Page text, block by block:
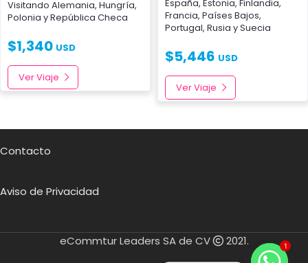
Visitando Alemania, Hungría,
Polonia yRepública Checa
$1,340 USD
Ver Viaje
España, Estonia, Finlandia,
Francia, Países Bajos,
Portugal, Rusia ySuecia
$5,446 USD
Ver Viaje
Contacto
Aviso de Privacidad
eCommtur Leaders SA de CV 2021.
1